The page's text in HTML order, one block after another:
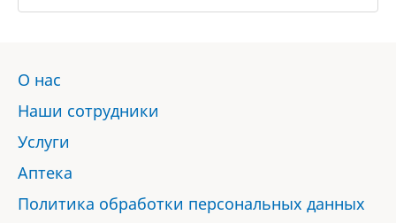
О нас
Наши сотрудники
Услуги
Аптека
Политика обработки персональных данных